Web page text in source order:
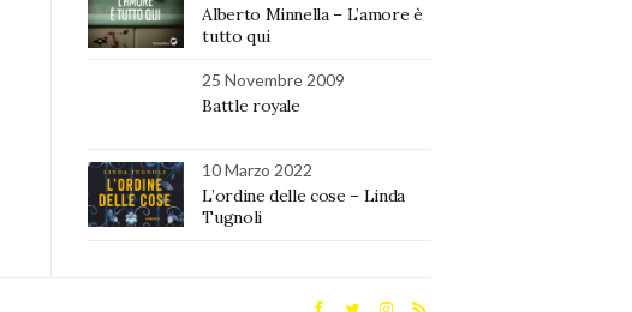
Alberto Minnella – L’amore è
tutto qui
25 Novembre 2009
Battle royale
10 Marzo 2022
L’ordine delle cose – Linda
Tugnoli